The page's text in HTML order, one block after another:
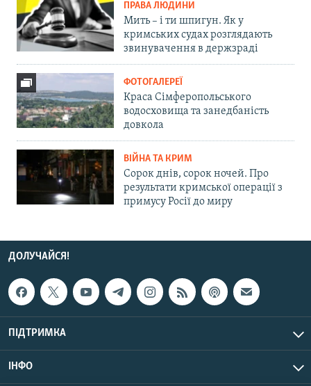
ПРАВА ЛЮДИНИ
Мить – і ти шпигун. Як у
кримських судах розглядають
звинувачення в держзраді
ФОТОГАЛЕРЕЇ
Краса Сімферопольського
водосховища та занедбаність
довкола
ВІЙНА ТА КРИМ
Сорок днів, сорок ночей. Про
результати кримської операції з
примусу Росії до миру
ДОЛУЧАЙСЯ!
ПІДТРИМКА
ІНФО